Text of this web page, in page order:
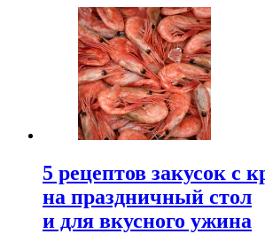
5 рецептов закусок с
на праздничный стол
и для вкусного ужина